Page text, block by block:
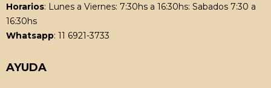
Horarios: Lunes a Viernes: 7:30hs a 16:30hs: Sabados 7:30 a
16:30hs
Whatsapp: 11 6921-3733
AYUDA